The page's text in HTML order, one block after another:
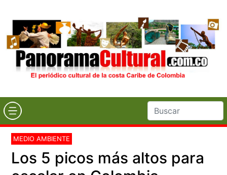
MEDIO AMBIENTE
Los 5 picos más altos para